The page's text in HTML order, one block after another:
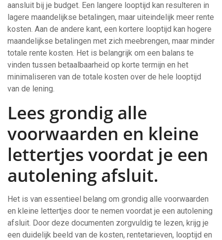
aansluit bij je budget. Een langere looptijd kan resulteren in
lagere maandelijkse betalingen, maar uiteindelijk meer rente
kosten. Aan de andere kant, een kortere looptijd kan hogere
maandelijkse betalingen met zich meebrengen, maar minder
totale rente kosten. Het is belangrijk om een balans te
vinden tussen betaalbaarheid op korte termijn en het
minimaliseren van de totale kosten over de hele looptijd
van de lening.
Lees grondig alle
voorwaarden en kleine
lettertjes voordat je een
autolening afsluit.
Het is van essentieel belang om grondig alle voorwaarden
en kleine lettertjes door te nemen voordat je een autolening
afsluit. Door deze documenten zorgvuldig te lezen, krijg je
een duidelijk beeld van de kosten, rentetarieven, looptijd en